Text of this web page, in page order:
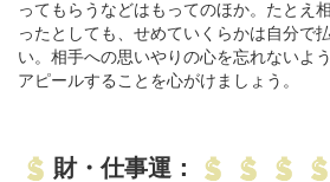
ってもらうなどはもってのほか。たとえ
ったとしても、せめていくらかは自分で
い。相手への思いやりの心を忘れないよ
アピールすることを心がけましょう。
財・仕事運：